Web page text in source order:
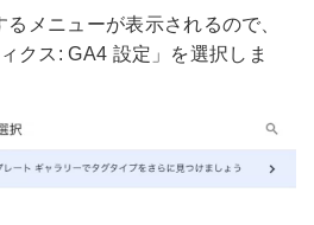
メニューが表示されるので、
クス: GA4 設定」を選択しま